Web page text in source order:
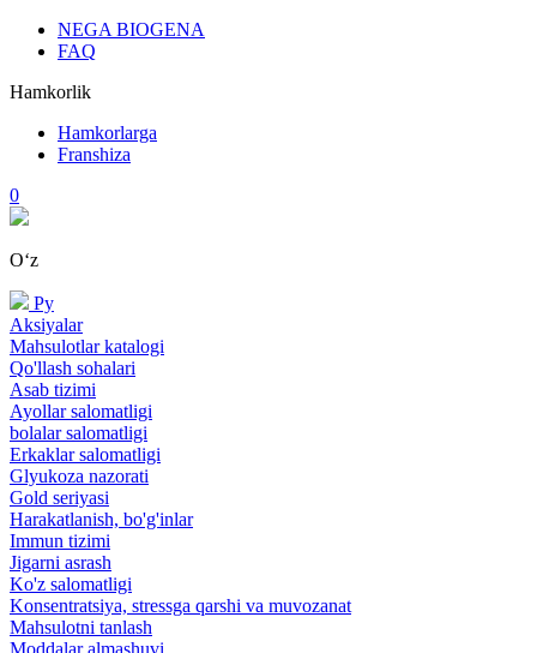
NEGA BIOGENA
FAQ
Hamkorlik
Hamkorlarga
Franshiza
0
Oʻz
Ру
Aksiyalar
Mahsulotlar katalogi
Qo'llash sohalari
Asab tizimi
Ayollar salomatligi
bolalar salomatligi
Erkaklar salomatligi
Glyukoza nazorati
Gold seriyasi
Harakatlanish, bo'g'inlar
Immun tizimi
Jigarni asrash
Ko'z salomatligi
Konsentratsiya, stressga qarshi va muvozanat
Mahsulotni tanlash
Moddalar almashuvi